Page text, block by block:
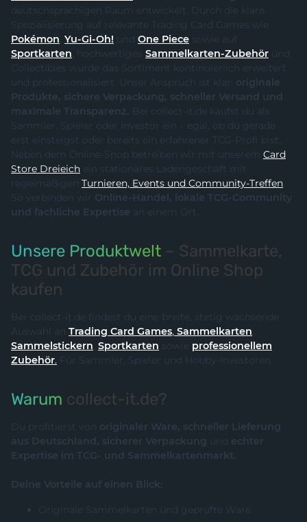
deutschsprachigen Raum entwickelt. Durch die klare
Spezialisierung auf relevante Trading Card Games wie
Pokémon, Yu-Gi-Oh! und One Piece sowie auf
Sportkarten , hochwertiges Sammelkarten-Zubehör
Collectibles wurde das Sortiment kontinuierlich erweitert
und professionalisiert. Unser Anspruch ist klar: originale
Produkte, sichere Verpackung, schneller Versand und
maximale Transparenz. Bei collect-it.de kaufst du als
Sammler, Spieler oder Investor ein – egal, ob du gerade
erst einsteigst oder bereits ein erfahrener TCG-Profi bist.
Neben dem Online-Shop betreiben wir mit unserem Card
Store Dreieich ein stationäres Ladengeschäft mit
regelmäßigen
Turnieren, Events und Community-Treffen.
So verbinden wir Online-Handel, lokale TCG-Community
und fachliche Expertise an einem Ort.
Unsere Produktwelt – Sammelkarte,
TCG und Zubehör im Online Shop
kaufen
Bei collect-it.de findest du eine breite, stetig wachsende
Auswahl an
Trading Card Games, Sammelkarten,
Sammelstickern, Sportkarten sowie professionellem
Zubehör. Für Sammler, Spieler und Hobby-Investoren.
Warum collect-it.de?
Du profitierst von originaler Ware, schneller Lieferung
aus Deutschland, sicherer Verpackung und echter
Expertise im TCG- und Sammelkartenmarkt.
Deine Vorteile auf einen Blick:
Originale Sammelkarten und geprüfte Ware